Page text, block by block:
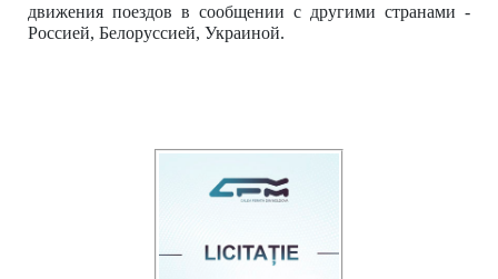
движения поездов в сообщении с другими странами -
Россией, Белоруссией, Украиной.